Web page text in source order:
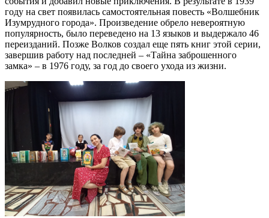
году на свет появилась самостоятельная повесть «Волшебник
Изумрудного города». Произведение обрело невероятную
популярность, было переведено на 13 языков и выдержало 46
переизданий. Позже Волков создал еще пять книг этой серии,
завершив работу над последней – «Тайна заброшенного
замка» – в 1976 году, за год до своего ухода из жизни.